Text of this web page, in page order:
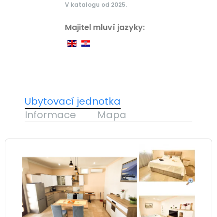
V katalogu od 2025.
Majitel mluví jazyky:
Ubytovací jednotka
Informace
Mapa